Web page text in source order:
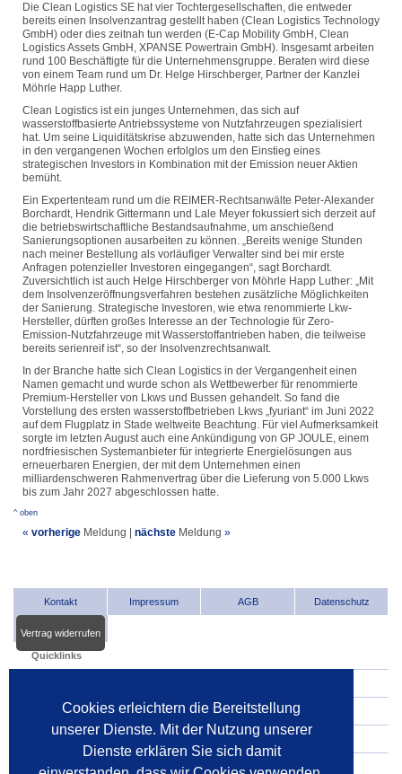
Cookies erleichtern die Bereitstellung
unserer Dienste. Mit der Nutzung unserer
Dienste erklären Sie sich damit
Die Clean Logistics SE hat vier Tochtergesellschaften, die entweder
bereits einen Insolvenzantrag gestellt haben (Clean Logistics Technology
GmbH) oder dies zeitnah tun werden (E-Cap Mobility GmbH, Clean
Logistics Assets GmbH, XPANSE Powertrain GmbH). Insgesamt arbeiten
rund 100 Beschäftigte für die Unternehmensgruppe. Beraten wird diese
von einem Team rund um Dr. Helge Hirschberger, Partner der Kanzlei
Möhrle Happ Luther.
Clean Logistics ist ein junges Unternehmen, das sich auf
wasserstoffbasierte Antriebssysteme von Nutzfahrzeugen spezialisiert
hat. Um seine Liquiditätskrise abzuwenden, hatte sich das Unternehmen
in den vergangenen Wochen erfolglos um den Einstieg eines
strategischen Investors in Kombination mit der Emission neuer Aktien
bemüht.
Ein Expertenteam rund um die REIMER-Rechtsanwälte Peter-Alexander
Borchardt, Hendrik Gittermann und Lale Meyer fokussiert sich derzeit auf
die betriebswirtschaftliche Bestandsaufnahme, um anschießend
Sanierungsoptionen ausarbeiten zu können. „Bereits wenige Stunden
nach meiner Bestellung als vorläufiger Verwalter sind bei mir erste
Anfragen potenzieller Investoren eingegangen“, sagt Borchardt.
Zuversichtlich ist auch Helge Hirschberger von Möhrle Happ Luther: „Mit
dem Insolvenzeröffnungsverfahren bestehen zusätzliche Möglichkeiten
der Sanierung. Strategische Investoren, wie etwa renommierte Lkw-
Hersteller, dürften großes Interesse an der Technologie für Zero-
Emission-Nutzfahrzeuge mit Wasserstoffantrieben haben, die teilweise
bereits serienreif ist“, so der Insolvenzrechtsanwalt.
In der Branche hatte sich Clean Logistics in der Vergangenheit einen
Namen gemacht und wurde schon als Wettbewerber für renommierte
Premium-Hersteller von Lkws und Bussen gehandelt. So fand die
Vorstellung des ersten wasserstoffbetrieben Lkws „fyuriant“ im Juni 2022
auf dem Flugplatz in Stade weltweite Beachtung. Für viel Aufmerksamkeit
sorgte im letzten August auch eine Ankündigung von GP JOULE, einem
nordfriesischen Systemanbieter für integrierte Energielösungen aus
erneuerbaren Energien, der mit dem Unternehmen einen
milliardenschweren Rahmenvertrag über die Lieferung von 5.000 Lkws
bis zum Jahr 2027 abgeschlossen hatte.
^ oben
« vorherige Meldung nächste Meldung »
Kontakt Impressum AGB Datenschutz
Vertrag widerrufen
Quicklinks
INDat.extra
Dienstleister im Internet